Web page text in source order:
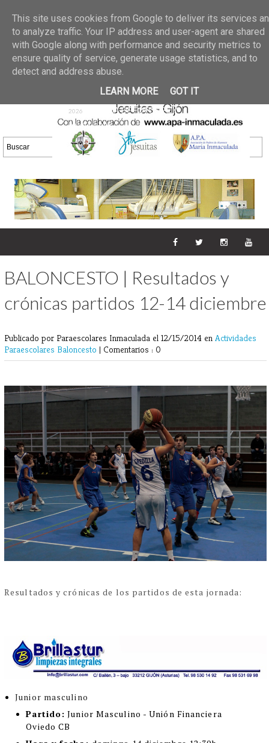
02 jun 2026
GALERIA DE FOTOS
30/05/2026
25 may 2026
GALERIA
DE FOTOS 23/05/2026
20 may
2026
GALERIA DE FOTOS
16/05/2026
DE FOTOS 09/05/2026
28 abr
2026
GALERIA DE FOTOS 25 Y
26/04/2026
BALONCESTO | Resultados y
crónicas partidos 12-14 diciembre
Publicado por Paraescolares Inmaculada el 12/15/2014 en Actividades
Paraescolares Baloncesto | Comentarios : 0
Resultados y crónicas de los partidos de esta jornada:
Junior masculino
Partido: Junior Masculino - Unión Financiera
Oviedo CB
This site uses cookies from Google to deliver its services
to analyze traffic. Your IP address and user-agent are shared
with Google along with performance and security metrics to
ensure quality of service, generate usage statistics, and to
detect and address abuse.
LEARN MORE
GOT IT